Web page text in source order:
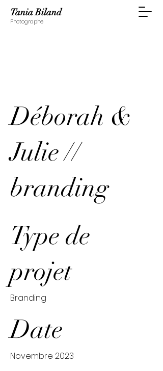
Tania Biland
Photographe
Déborah &
Julie //
branding
Type de
projet
Branding
Date
Novembre 2023